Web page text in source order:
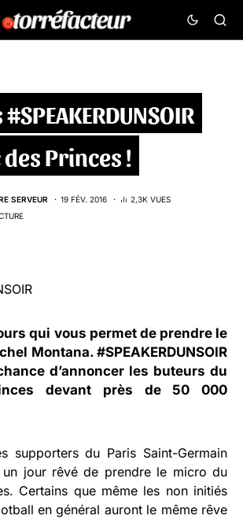
Princes !
SERVEUR 19 FÉV. 2016
2,3K VUES
qui vous permet de prendre le
Montana. #SPEAKERDUNSOIR
d’annoncer les buteurs du
devant près de 50 000
supporters du Paris Saint-Germain
jour rêvé de prendre le micro du
Certains que même les non initiés
en général auront le même rêve